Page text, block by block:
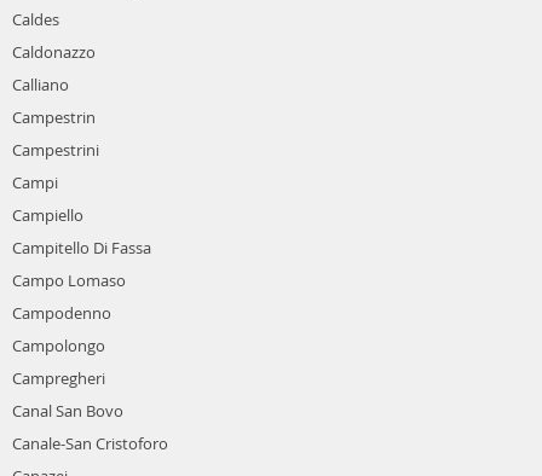
Caldes
Caldonazzo
Calliano
Campestrin
Campestrini
Campi
Campiello
Campitello Di Fassa
Campo Lomaso
Campodenno
Campolongo
Campregheri
Canal San Bovo
Canale-San Cristoforo